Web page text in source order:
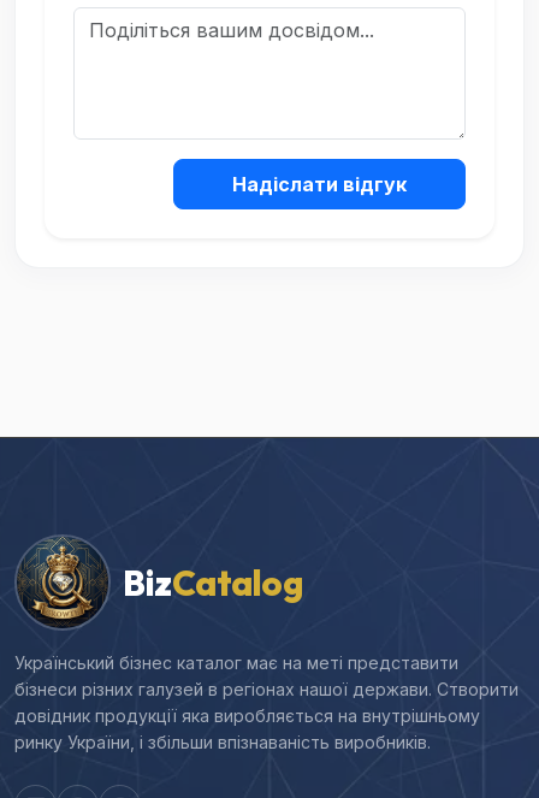
Надіслати відгук
BizCatalog
Український бізнес каталог має на меті представити
бізнеси різних галузей в регіонах нашої держави. Створити
довідник продукції яка виробляється на внутрішньому
ринку України, і збільши впізнаваність виробників.